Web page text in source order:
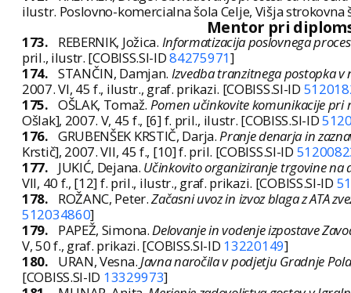
ilustr. Poslovno-komercialna šola Celje, Višja strokovna
Mentor pri
173. REBERNIK, Jožica. Informatizacija poslovnega
pril., ilustr. [COBISS.SI-ID84275971]
174. STANČIN, Damjan. Izvedba tranzitnega postopka
2007. VI, 45 f., ilustr., graf. prikazi. [COBISS.SI-ID
175. OŠLAK, Tomaž. Pomen učinkovite komunikacije pri
Ošlak], 2007. V, 45 f., [6] f. pril., ilustr. [COBISS.SI-ID
176. GRUBENŠEK KRSTIČ, Darja.Pranje denarja in
Krstič], 2007. VII, 45 f., [10] f. pril. [COBISS.SI-ID
177.
JUKIĆ, Dejana. Učinkovito organiziranje trgovine na
VII, 40 f., [12] f. pril., ilustr., graf. prikazi. [COBISS.SI-ID
178.
ROŽANC, Peter.Začasni uvoz in izvoz blaga z ATA
512034860]
179.
PAPEŽ, Simona.Delovanje in vodenje izpostave
V, 50 f., graf. prikazi. [COBISS.SI-ID 13220149]
180.
URAN, Vesna.Javna naročila v podjetju Gradnje
[COBISS.SI-ID 13329973]